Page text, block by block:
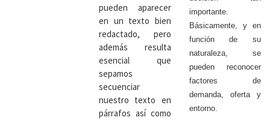
pueden aparecer
en un texto bien
redactado, pero
además resulta
esencial que
sepamos
secuenciar
nuestro texto en
párrafos así como
importante.
Básicamente, y en
función de su
naturaleza, se
pueden reconocer
factores de
demanda, oferta y
entorno.